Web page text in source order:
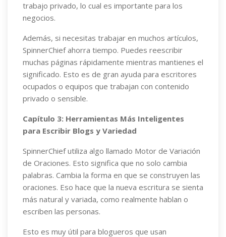
trabajo privado, lo cual es importante para los
negocios.
Además, si necesitas trabajar en muchos artículos,
SpinnerChief ahorra tiempo. Puedes reescribir
muchas páginas rápidamente mientras mantienes el
significado. Esto es de gran ayuda para escritores
ocupados o equipos que trabajan con contenido
privado o sensible.
Capítulo 3: Herramientas Más Inteligentes
para Escribir Blogs y Variedad
SpinnerChief utiliza algo llamado Motor de Variación
de Oraciones. Esto significa que no solo cambia
palabras. Cambia la forma en que se construyen las
oraciones. Eso hace que la nueva escritura se sienta
más natural y variada, como realmente hablan o
escriben las personas.
Esto es muy útil para blogueros que usan